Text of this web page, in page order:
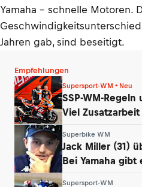
Yamaha – schnelle Motoren.
Jahren gab, sind beseitigt.
Empfehlungen
Supersport-WM • Neu
SSP-WM-Regeln
Viel
Superbike WM
Jack Miller (31)
Bei Yamaha gibt
Supersport-WM